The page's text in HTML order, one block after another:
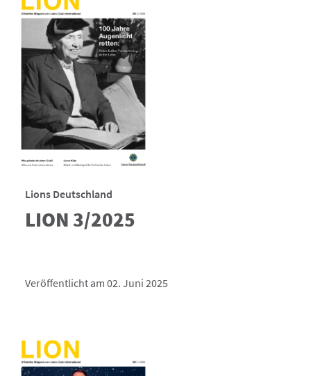
Lions Deutschland
LION 3/2025
Veröffentlicht am 02. Juni 2025